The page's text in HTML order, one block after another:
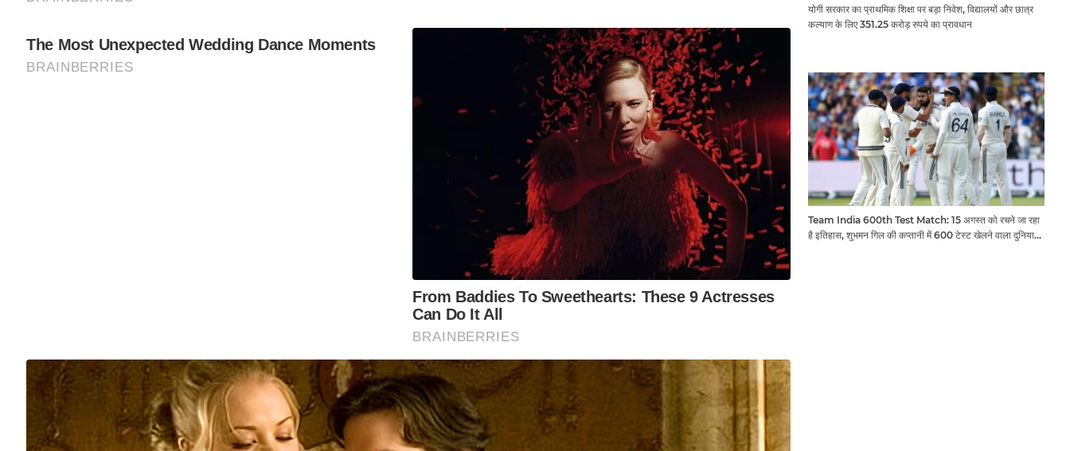
योगी सरकार का प्राथमिक शिक्षा पर बड़ा निवेश, विद्यालयों और छात्र
कल्याण के लिए 351.25 करोड़ रुपये का प्रावधान
Team India 600th Test Match: 15 अगस्त को रचने जा रहा
है इतिहास, शुभमन गिल की कप्तानी में 600 टेस्ट खेलने वाला दुनिया